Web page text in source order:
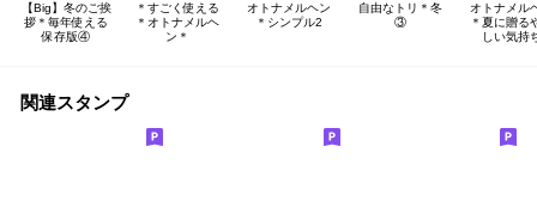
【Big】冬のご挨
拶＊毎年使える
保存版④
＊すごく使える
＊オトナメルヘ
ン＊
オトナメルヘン
＊シンプル2
自由なトリ＊冬
③
オトナメル
＊夏に贈る
しい気持
関連スタンプ